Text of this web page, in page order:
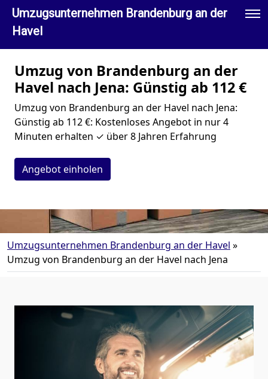
Umzugsunternehmen Brandenburg an der
Havel
Umzug von Brandenburg an der
Havel nach Jena: Günstig ab 112 €
Umzug von Brandenburg an der Havel nach Jena:
Günstig ab 112 €: Kostenloses Angebot in nur 4
Minuten erhalten ✓ über 8 Jahren Erfahrung
Angebot einholen
Umzugsunternehmen Brandenburg an der Havel »
Umzug von Brandenburg an der Havel nach Jena